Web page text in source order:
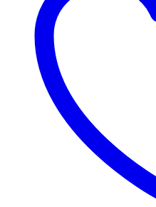
Wunschtext
(schwarz)
Menge